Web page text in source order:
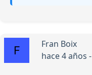
Fran Boix
hace 4 años -